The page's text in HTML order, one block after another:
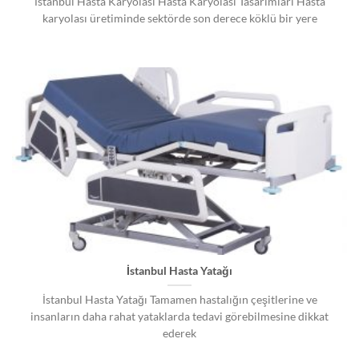
karyolası üretiminde sektörde son derece köklü bir yere
İstanbul Hasta Yatağı
İstanbul Hasta Yatağı Tamamen hastalığın çeşitlerine ve
insanların daha rahat yataklarda tedavi görebilmesine dikkat
ederek